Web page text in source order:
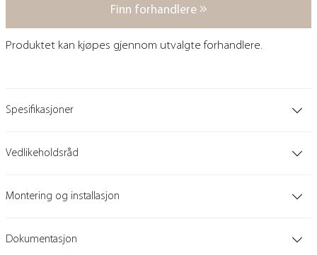
Finn forhandlere
Produktet kan kjøpes gjennom utvalgte forhandlere.
Spesifikasjoner
Vedlikeholdsråd
Montering og installasjon
Dokumentasjon